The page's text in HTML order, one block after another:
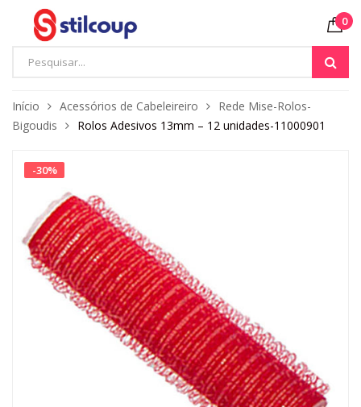
0
Início Acessórios de Cabeleireiro
Rede Mise-Rolos-
Bigoudis
Rolos Adesivos 13mm – 12 unidades-11000901
-30%